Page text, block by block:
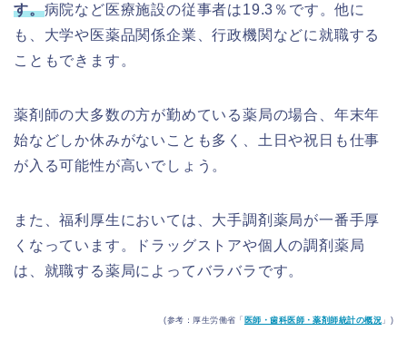
す。病院など医療施設の従事者は19.3％です。他に
も、大学や医薬品関係企業、行政機関などに就職する
こともできます。
薬剤師の大多数の方が勤めている薬局の場合、年末年
始などしか休みがないことも多く、土日や祝日も仕事
が入る可能性が高いでしょう。
また、福利厚生においては、大手調剤薬局が一番手厚
くなっています。ドラッグストアや個人の調剤薬局
は、就職する薬局によってバラバラです。
(参考：厚生労働省「 医師・歯科医師・薬剤師統計の概況 」)